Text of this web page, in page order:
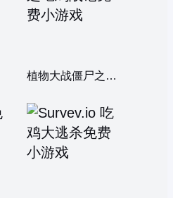
植物大战僵尸之吃鸡战记